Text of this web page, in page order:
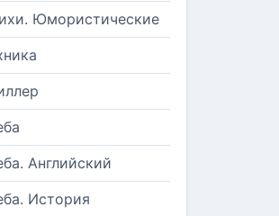
Юмористические
Английский
История